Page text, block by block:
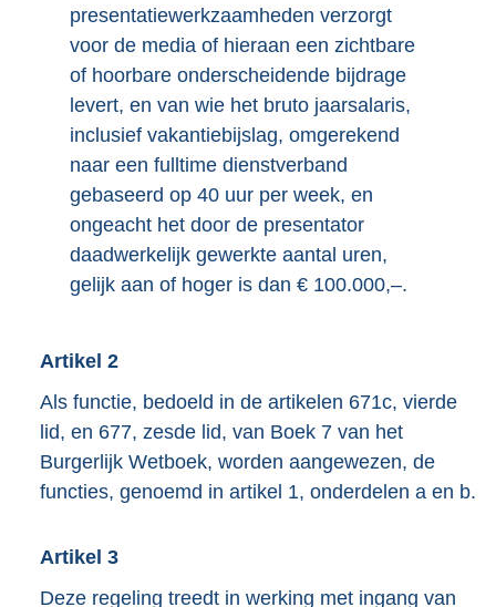
presentatiewerkzaamheden verzorgt
voor de media of hieraan een zichtbare
of hoorbare onderscheidende bijdrage
levert, en van wie het bruto jaarsalaris,
inclusief vakantiebijslag, omgerekend
naar een fulltime dienstverband
gebaseerd op 40 uur per week, en
ongeacht het door de presentator
daadwerkelijk gewerkte aantal uren,
gelijk aan of hoger is dan € 100.000,–.
Artikel 2
Als functie, bedoeld in de artikelen 671c, vierde
lid, en 677, zesde lid, van Boek 7 van het
Burgerlijk Wetboek, worden aangewezen, de
functies, genoemd in artikel 1, onderdelen a en b.
Artikel 3
Deze regeling treedt in werking met ingang van